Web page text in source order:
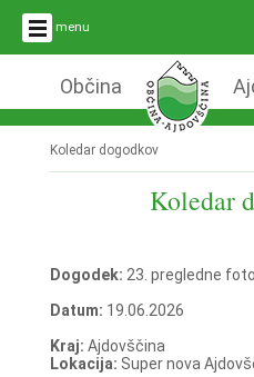
menu
Občina
Koledar dogodkov
Koledar
Dogodek: 23. pregledne
Datum: 19.06.2026
Kraj: Ajdovščina
Lokacija: Super nova